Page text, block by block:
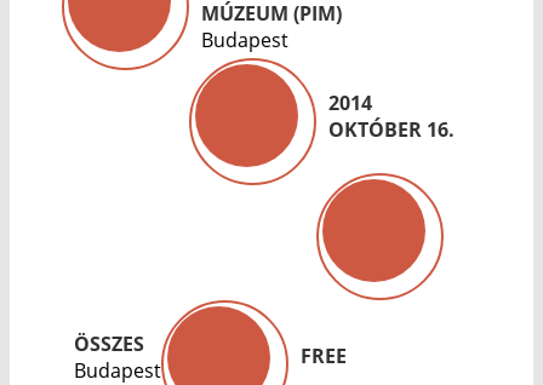
MÚZEUM (PIM)
Budapest
2014
OKTÓBER 16.
ÖSSZES
Budapest
FREE